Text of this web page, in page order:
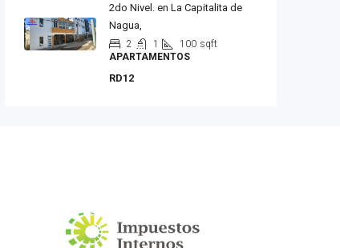
2do Nivel. en La Capitalita de
Nagua,
2 1 100 sqft
APARTAMENTOS
RD12